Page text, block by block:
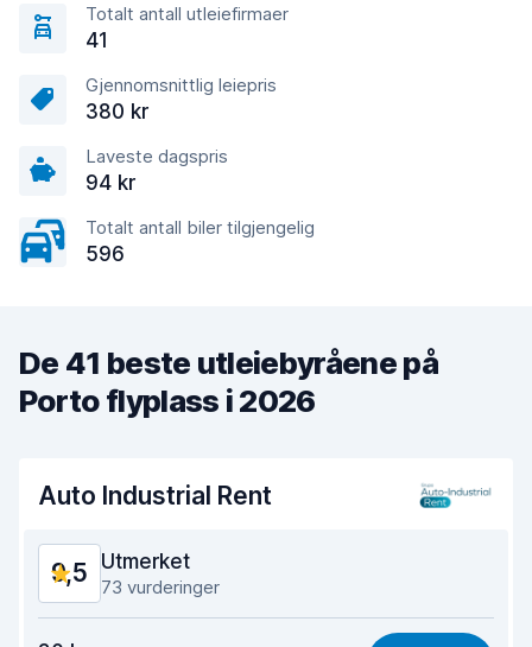
Totalt antall utleiefirmaer
41
Gjennomsnittlig leiepris
380 kr
Laveste dagspris
94 kr
Totalt antall biler tilgjengelig
596
De 41 beste utleiebyråene på
Porto flyplass i 2026
Auto Industrial Rent
9,5 Utmerket
73 vurderinger
9,2